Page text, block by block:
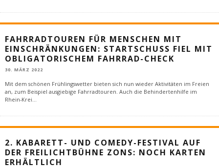
FAHRRADTOUREN FÜR MENSCHEN MIT
EINSCHRÄNKUNGEN: STARTSCHUSS FIEL MIT
OBLIGATORISCHEM FAHRRAD-CHECK
30. MÄRZ 2022
Mit dem schönen Frühlingswetter bieten sich nun wieder Aktivitäten im Freien
an, zum Beispiel ausgiebige Fahrradtouren. Auch die Behindertenhilfe im
Rhein-Krei
2. KABARETT- UND COMEDY-FESTIVAL AUF
DER FREILICHTBÜHNE ZONS: NOCH KARTEN
ERHÄLTLICH